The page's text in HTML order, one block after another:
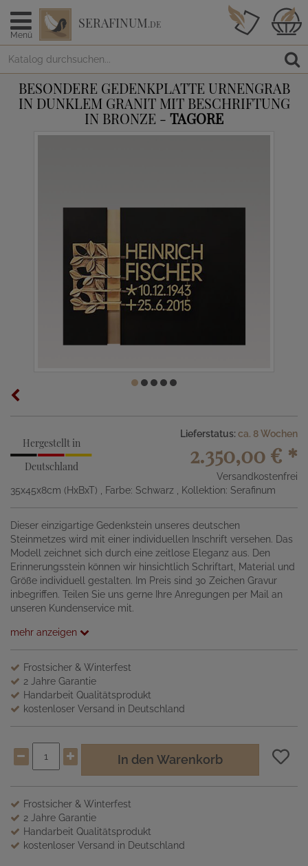
Menü
SERAFINUM.DE
BESONDERE GEDENKPLATTE URNENGRAB
IN DUNKLEM GRANIT MIT BESCHRIFTUNG
IN BRONZE - TAGORE
Hergestellt in
Deutschland
Lieferstatus: ca. 8 Wochen
2.350,00 € *
Versandkostenfrei
35x45x8cm (HxBxT)
, Farbe: Schwarz , Kollektion: Serafinum
Dieser einzigartige Gedenkstein unseres deutschen
Steinmetzes wird mit einer individuellen Inschrift versehen. Das
Modell zeichnet sich durch eine zeitlose Eleganz aus. Den
Erinnerungsstein können wir hinsichtlich Schriftart, Material und
Größe individuell gestalten. Im Preis sind 30 Zeichen Gravur
inbegriffen. Teilen Sie uns gerne Ihre Anregungen per Mail an
unseren Kundenservice mit.
mehr anzeigen
Frostsicher & Winterfest
2 Jahre Garantie
Handarbeit Qualitätsprodukt
kostenloser Versand in Deutschland
In den Warenkorb
Frostsicher & Winterfest
2 Jahre Garantie
Handarbeit Qualitätsprodukt
kostenloser Versand in Deutschland